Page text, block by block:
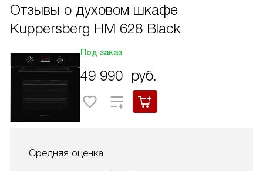
Отзывы о духовом шкафе
Kuppersberg HM 628 Black
Под заказ
49 990 руб.
Средняя оценка